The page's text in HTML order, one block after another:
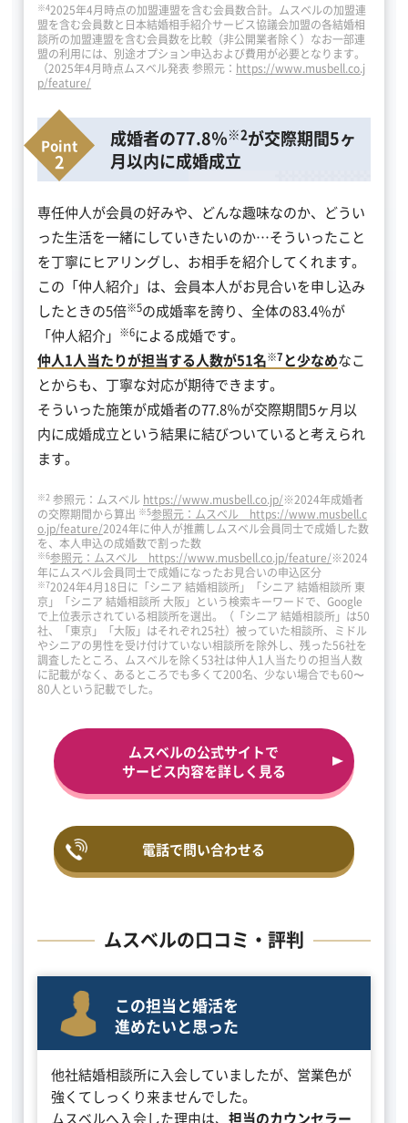
※42025年4月時点の加盟連盟を含む会員数合計。ムスベルの加盟連
盟を含む会員数と日本結婚相手紹介サービス協議会加盟の各結婚相
談所の加盟連盟を含む会員数を比較（非公開業者除く）なお一部連
盟の利用には、別途オプション申込および費用が必要となります。
（2025年4月時点ムスベル発表 参照元： https://www.musbell.co.j
p/feature/
成婚者の77.8％※2が交際期間5ヶ
月以内に成婚成立
専任仲人が会員の好みや、どんな趣味なのか、どうい
った生活を一緒にしていきたいのか…そういったこと
を丁寧にヒアリングし、お相手を紹介してくれます。
この「仲人紹介」は、会員本人がお見合いを申し込み
したときの5倍※5の成婚率を誇り、全体の83.4％が
「仲人紹介」
※6による成婚です。
仲人1人当たりが担当する人数が51名※7と少なめなこ
とからも、丁寧な対応が期待できます。
そういった施策が成婚者の77.8％が交際期間5ヶ月以
内に成婚成立という結果に結びついていると考えられ
ます。
※2 参照元：ムスベル https://www.musbell.co.jp/※2024年成婚者
の交際期間から算出 ※5参照元：ムスベル https://www.musbell.c
o.jp/feature/2024年に仲人が推薦しムスベル会員同士で成婚した数
を、本人申込の成婚数で割った数
※6参照元：ムスベル https://www.musbell.co.jp/feature/※2024
年にムスベル会員同士で成婚になったお見合いの申込区分
※72024年4月18日に「シニア 結婚相談所」「シニア 結婚相談所 東
京」「シニア 結婚相談所 大阪」という検索キーワードで、Google
で上位表示されている相談所を選出。（「シニア 結婚相談所」は50
社、「東京」「大阪」はそれぞれ25社）被っていた相談所、ミドル
やシニアの男性を受け付けていない相談所を除外し、残った56社を
調査したところ、ムスベルを除く53社は仲人1人当たりの担当人数
に記載がなく、あるところでも多くて200名、少ない場合でも60〜
80人という記載でした。
ムスベルの公式サイトで
サービス内容を詳しく見る
電話で問い合わせる
ムスベルの口コミ・評判
この担当と婚活を
進めたいと思った
他社結婚相談所に入会していましたが、営業色が
強くてしっくり来ませんでした。
ムスベルへ入会した理由は、担当のカウンセラー